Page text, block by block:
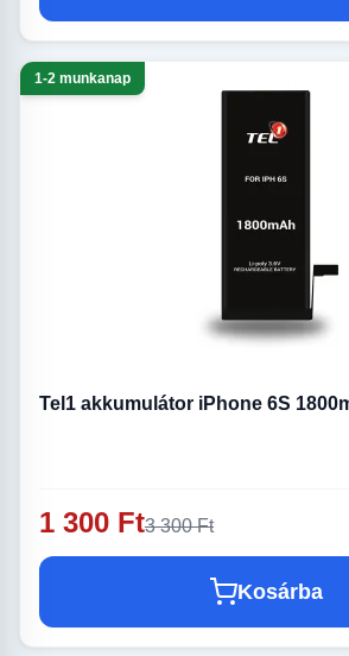
1-2 munkanap
Tel1 akkumulátor iPhone 6S
1 300 Ft3 300 Ft
Kosárba